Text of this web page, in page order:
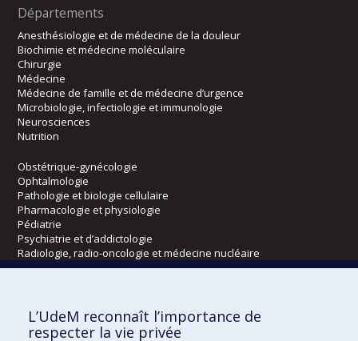
Départements
Anesthésiologie et de médecine de la douleur
Biochimie et médecine moléculaire
Chirurgie
Médecine
Médecine de famille et de médecine d’urgence
Microbiologie, infectiologie et immunologie
Neurosciences
Nutrition
Obstétrique-gynécologie
Ophtalmologie
Pathologie et biologie cellulaire
Pharmacologie et physiologie
Pédiatrie
Psychiatrie et d’addictologie
Radiologie, radio-oncologie et médecine nucléaire
Écoles
Kinésiologie et des sciences de l’activité physique
L’UdeM reconnaît l’importance de
respecter la vie privée